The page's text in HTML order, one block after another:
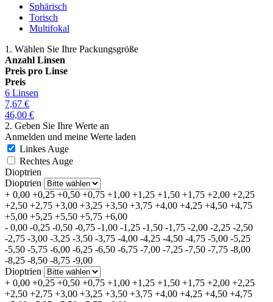
Sphärisch
Torisch
Multifokal
1. Wählen Sie Ihre Packungsgröße
Anzahl Linsen
Preis pro Linse
Preis
6 Linsen
7,67 €
46,00 €
2. Geben Sie Ihre Werte an
Anmelden und meine Werte laden
Linkes Auge
Rechtes Auge
Dioptrien
Dioptrien
+ 0,00 +0,25 +0,50 +0,75 +1,00 +1,25 +1,50 +1,75 +2,00 +2,25
+2,50 +2,75 +3,00 +3,25 +3,50 +3,75 +4,00 +4,25 +4,50 +4,75
+5,00 +5,25 +5,50 +5,75 +6,00
- 0,00 -0,25 -0,50 -0,75 -1,00 -1,25 -1,50 -1,75 -2,00 -2,25 -2,50
-2,75 -3,00 -3,25 -3,50 -3,75 -4,00 -4,25 -4,50 -4,75 -5,00 -5,25
-5,50 -5,75 -6,00 -6,25 -6,50 -6,75 -7,00 -7,25 -7,50 -7,75 -8,00
-8,25 -8,50 -8,75 -9,00
Dioptrien
+ 0,00 +0,25 +0,50 +0,75 +1,00 +1,25 +1,50 +1,75 +2,00 +2,25
+2,50 +2,75 +3,00 +3,25 +3,50 +3,75 +4,00 +4,25 +4,50 +4,75